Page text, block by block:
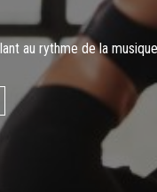
au rythme de la